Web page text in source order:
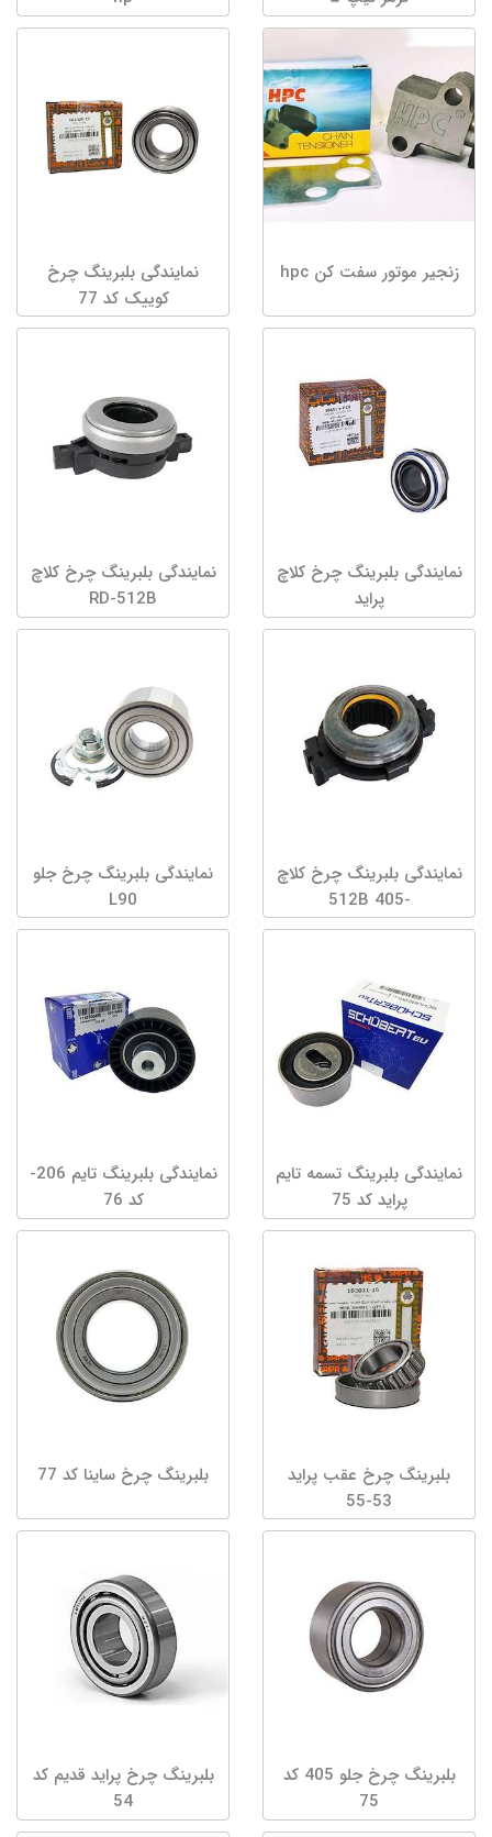
زنجیر موتور سفت کن hpc
نمایندگی بلبرینگ چرخ
کوییک کد 77
نمایندگی بلبرینگ چرخ کلاچ
پراید
نمایندگی بلبرینگ چرخ کلاچ
RD-512B
نمایندگی بلبرینگ چرخ کلاچ
-512B 405
نمایندگی بلبرینگ چرخ جلو
L90
نمایندگی بلبرینگ تسمه تایم
پراید کد 75
نمایندگی بلبرینگ تایم 206-
کد 76
بلبرینگ چرخ عقب پراید
53-55
بلبرینگ چرخ ساینا کد 77
بلبرینگ چرخ جلو 405 کد
75
بلبرینگ چرخ پراید قدیم کد
54